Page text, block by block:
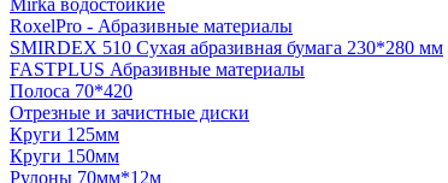
Mirka водостойкие
RoxelPro - Абразивные материалы
SMIRDEX 510 Сухая абразивная бумага 230*280 мм
FASTPLUS Абразивные материалы
Полоса 70*420
Отрезные и зачистные диски
Круги 125мм
Круги 150мм
Рулоны 70мм*12м